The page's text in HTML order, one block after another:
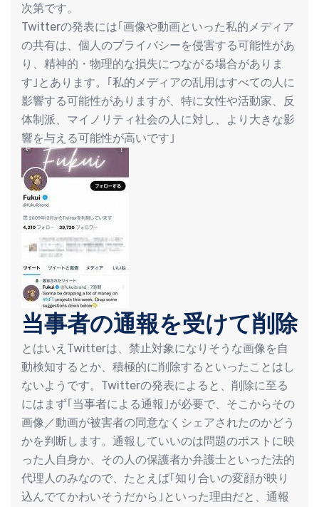
次第です。
Twitterの発表には｢画像や動画といった私的メディア
の共有は、個人のプライバシーを侵害する可能性があ
り、精神的・物理的な損失につながる場合がありま
す｣とあります。｢私的メディアの乱用はすべての人に
影響する可能性がありますが、特に女性や活動家、反
体制派、マイノリティ社会の人に対し、より大きな影
響を与える可能性が高いです｣
当事者の通報を受けて削除
とはいえTwitterは、禁止対象になりそうな画像を自
動検知するとか、積極的に削除するといったことはし
ないようです。Twitterの発表によると、削除に至る
にはまず｢当事者による通報｣が必要で、そこからその
画像／動画が被害者の同意なくシェアされたのかどう
かを判断します。通報していいのは問題のポストに映
った人自身か、その人の保護者か弁護士といった法的
代理人のみなので、たとえば｢知り合いの変顔が映り
込んでてかわいそうだから｣といった理由だと、通報